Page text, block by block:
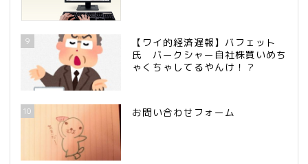
9
【ワイ的経済遅報】バフェット
氏 バークシャー自社株買いめち
ゃくちゃしてるやんけ！？
10 お問い合わせフォーム